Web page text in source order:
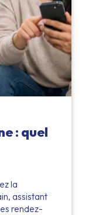
: quel
la
assistant
rendez-